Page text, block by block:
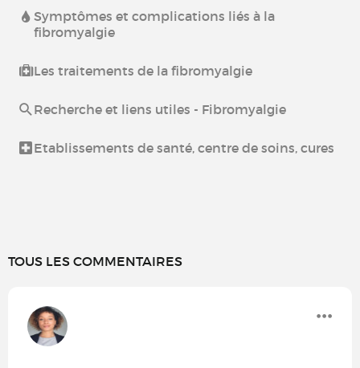
Symptômes et complications liés à la
fibromyalgie
Les traitements de la fibromyalgie
Recherche et liens utiles - Fibromyalgie
Etablissements de santé, centre de soins, cures
TOUS LES COMMENTAIRES